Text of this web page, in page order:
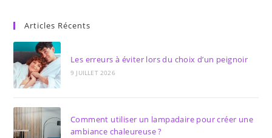
Articles Récents
Les erreurs à éviter lors du choix d’un peignoir
9 JUILLET 2026
Comment utiliser un lampadaire pour créer une
ambiance chaleureuse ?